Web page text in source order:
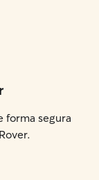
forma segura